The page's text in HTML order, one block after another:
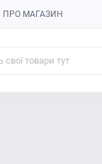
ПРО МАГАЗИН